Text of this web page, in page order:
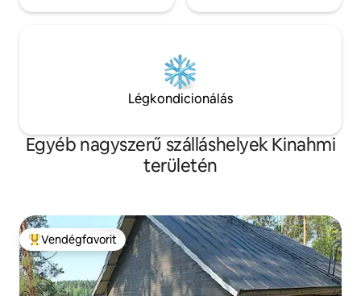
Légkondicionálás
Egyéb nagyszerű szálláshelyek Kinahmi
területén
Kiemelt vendégfavorit
Vendégfavorit